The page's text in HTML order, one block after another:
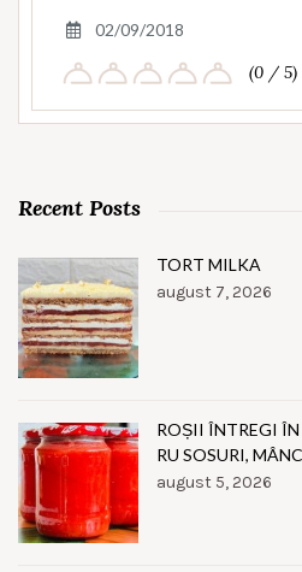
02/09/2018
(0 / 5)
Recent Posts
TORT MILKA
august 7, 2026
ROȘII ÎNTREGI
RU SOSURI,
august 5, 2026